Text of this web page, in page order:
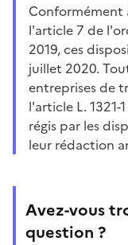
Conformément
l'article 7 de
2019, ces
juillet 2020.
entreprises de
l'article L.
régis par les
leur rédaction
Avez-vous
question ?